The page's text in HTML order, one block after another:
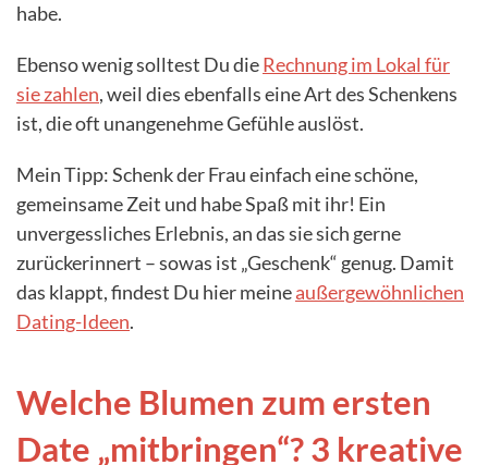
habe.
Ebenso wenig solltest Du dieRechnung im Lokal für
sie zahlen, weil dies ebenfalls eine Art des Schenkens
ist, die oft unangenehme Gefühle auslöst.
Mein Tipp: Schenk der Frau einfach eine schöne,
gemeinsame Zeit und habe Spaß mit ihr! Ein
unvergessliches Erlebnis, an das sie sich gerne
zurückerinnert – sowas ist „Geschenk“ genug. Damit
das klappt, findest Du hier meineaußergewöhnlichen
Dating-Ideen.
Welche Blumen zum ersten
Date „mitbringen“? 3 kreative